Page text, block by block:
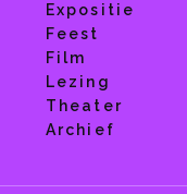
Expositie
Feest
Film
Lezing
Theater
Archief